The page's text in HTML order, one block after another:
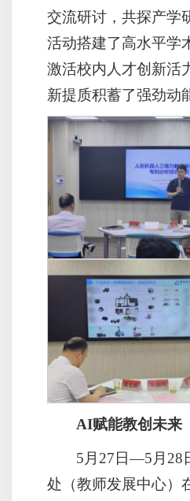
交流研讨，共探产学
活动搭建了高水平学
激活校内人才创新活
新提质积蓄了强劲动
AI赋能教创未来
5月27日—5月28
处（教师发展中心）